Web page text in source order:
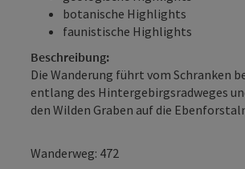
botanische Highlights
faunistische Highlights
Beschreibung:
Die Wanderung führt vom Schranken
entlang des Hintergebirgsradweges
den Wilden Graben auf die
Wanderweg: 472